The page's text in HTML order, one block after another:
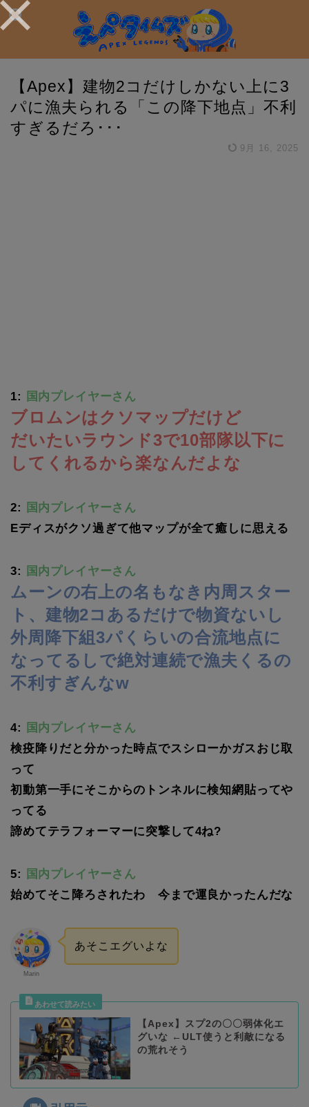
【Apex】建物2コだけしかない上に3
パに漁夫られる「この降下地点」不利
すぎるだろ･･･
9月 16, 2025
1: 国内プレイヤーさん
ブロムンはクソマップだけど
だいたいラウンド3で10部隊以下に
してくれるから楽なんだよな
2:
国内プレイヤーさん
Eディスがクソ過ぎて他マップが全て癒しに思える
3: 国内プレイヤーさん
ムーンの右上の名もなき内周スター
ト、建物2コあるだけで物資ないし
外周降下組3パくらいの合流地点に
なってるしで絶対連続で漁夫くるの
不利すぎんなw
4:
国内プレイヤーさん
検疫降りだと分かった時点でスシローかガスおじ取
って
初動第一手にそこからのトンネルに検知網貼ってや
ってる
諦めてテラフォーマーに突撃して4ね?
5:
国内プレイヤーさん
始めてそこ降ろされたわ 今まで運良かったんだな
Marin
あそこエグいよな
【Apex】スプ2の〇〇弱体化エ
グいな ←ULT使うと利敵になる
の荒れそう